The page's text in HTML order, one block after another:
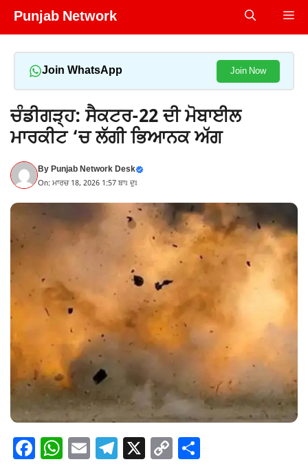
Skip
Punjab Network
Join WhatsApp Join Now
ਚੰਡੀਗੜ੍ਹ: ਸੈਕਟਰ-22 ਦੀ ਮੋਬਾਈਲ
ਮਾਰਕੀਟ ‘ਚ ਲੱਗੀ ਭਿਆਨਕ ਅੱਗ
ByPunjab Network Desk
On: ਮਾਰਚ 18, 2026 1:57 ਬਾਃ ਦੁਃ
F W E T X C